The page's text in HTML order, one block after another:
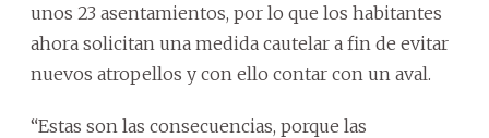
unos 23 asentamientos, por lo que los habitantes
ahora solicitan una medida cautelar a fin de evitar
nuevos atropellos y con ello contar con un aval.
“Estas son las consecuencias, porque las